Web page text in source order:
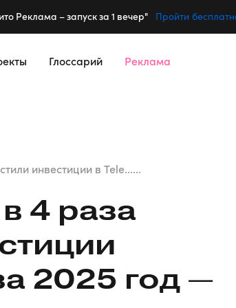
Реклама – запуск за 1 вечер" Пройти
Глоссарий Реклама
инвестиции в Tele......
4 раза
2025 год —